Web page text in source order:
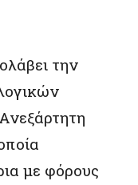
την
με φόρους